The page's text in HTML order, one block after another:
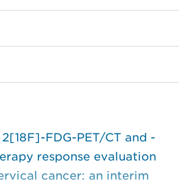
FDG-PET/CT and -
response evaluation
cancer: an interim